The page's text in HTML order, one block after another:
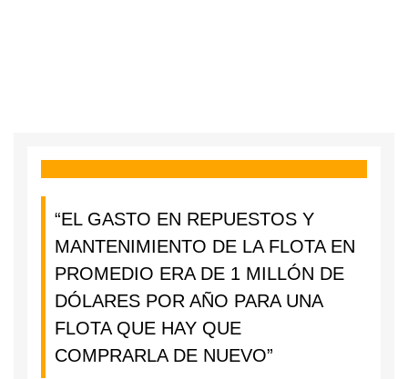
“EL GASTO EN REPUESTOS Y
MANTENIMIENTO DE LA FLOTA EN
PROMEDIO ERA DE 1 MILLÓN DE
DÓLARES POR AÑO PARA UNA
FLOTA QUE HAY QUE
COMPRARLA DE NUEVO”